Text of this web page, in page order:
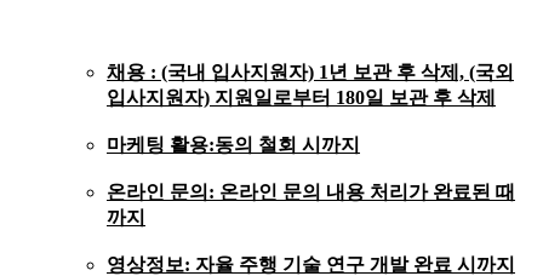
채용 : (국내 입사지원자) 1년 보관 후 삭제, (국외
입사지원자) 지원일로부터 180일 보관 후 삭제
마케팅 활용:동의 철회 시까지
온라인 문의 : 온라인 문의 내용 처리가 완료된 때
까지
영상정보: 자율 주행 기술 연구 개발 완료 시까지